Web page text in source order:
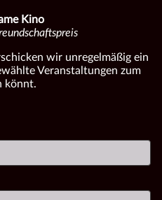
Kino
wir unregelmäßig ein
Veranstaltungen zum
könnt.